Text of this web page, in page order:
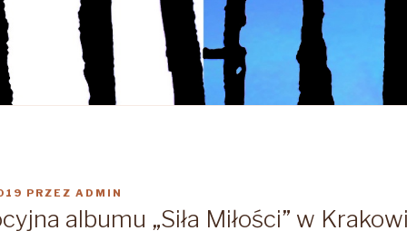
PRZEZ ADMIN
albumu „Siła Miłości” w